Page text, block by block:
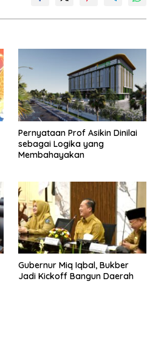
Pernyataan Prof Asikin Dinilai
sebagai Logika yang
Membahayakan
Gubernur Miq Iqbal, Bukber
Jadi Kickoff Bangun Daerah